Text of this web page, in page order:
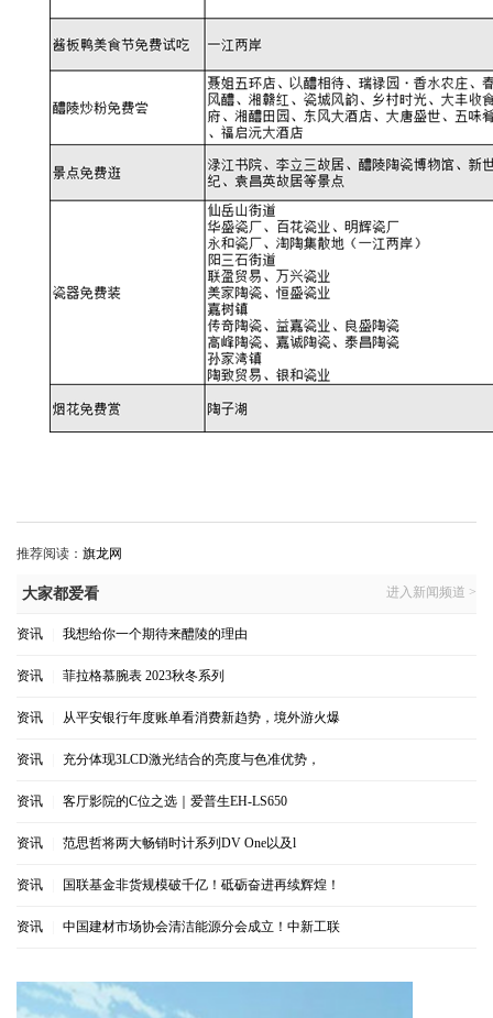
推荐阅读： 旗龙网
大家都爱看 进入新闻频道 >
资讯 我想给你一个期待来醴陵的理由
资讯 菲拉格慕腕表 2023秋冬系列
资讯 从平安银行年度账单看消费新趋势，境外游火爆
资讯 充分体现3LCD激光结合的亮度与色准优势，
资讯 客厅影院的C位之选｜爱普生EH-LS650
资讯 范思哲将两大畅销时计系列DV One以及l
资讯 国联基金非货规模破千亿！砥砺奋进再续辉煌！
资讯 中国建材市场协会清洁能源分会成立！中新工联